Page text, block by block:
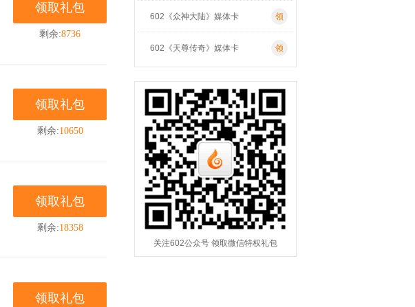
领取礼包
剩余:8736
领取礼包
剩余:10650
领取礼包
剩余:18358
领取礼包
领
602《众神大陆》媒体卡
领
602《天尊传奇》媒体卡
关注602公众号 领取微信特权礼包